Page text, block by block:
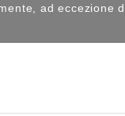
ad eccezione